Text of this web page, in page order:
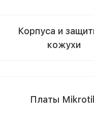
Корпуса и
кожухи
Платы